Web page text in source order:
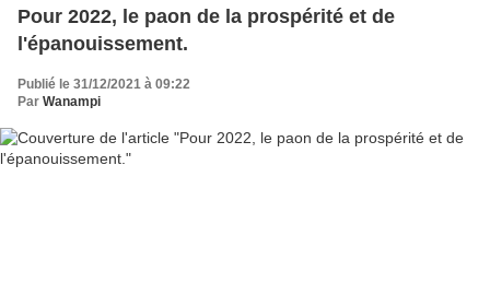
Pour 2022, le paon de la prospérité et de
l'épanouissement.
Publié le 31/12/2021 à 09:22
Par Wanampi